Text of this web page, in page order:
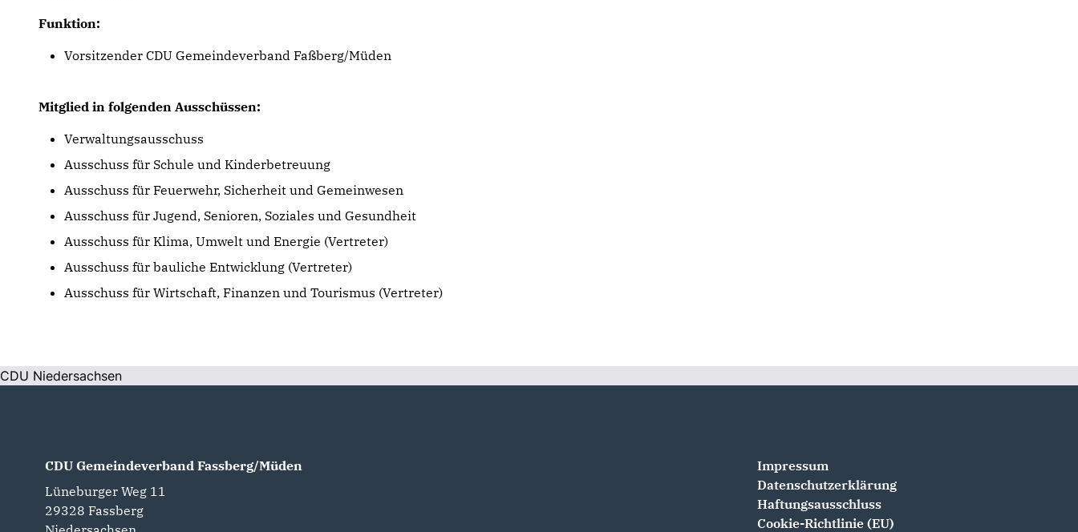
Funktion:
Vorsitzender CDU Gemeindeverband Faßberg/Müden
Mitglied in folgenden Ausschüssen:
Verwaltungsausschuss
Ausschuss für Schule und Kinderbetreuung
Ausschuss für Feuerwehr, Sicherheit und Gemeinwesen
Ausschuss für Jugend, Senioren, Soziales und Gesundheit
Ausschuss für Klima, Umwelt und Energie (Vertreter)
Ausschuss für bauliche Entwicklung (Vertreter)
Ausschuss für Wirtschaft, Finanzen und Tourismus (Vertreter)
CDU Niedersachsen
CDU Gemeindeverband Fassberg/Müden
Lüneburger Weg 11
29328 Fassberg
Impressum
Datenschutzerklärung
Haftungsausschluss
Cookie-Richtlinie (EU)